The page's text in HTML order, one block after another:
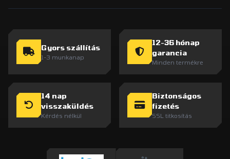
Gyors szállítás
1-3 munkanap
12-36 hónap
garancia
Minden termékre
14 nap
visszaküldés
Kérdés nélkül
Biztonságos
fizetés
SSL titkosítás